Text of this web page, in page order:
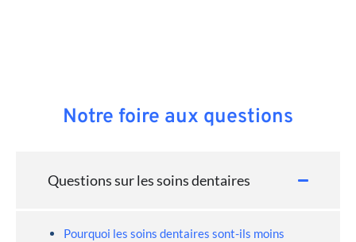
Notre foire aux questions
Questions sur les soins dentaires
Pourquoi les soins dentaires sont-ils moins